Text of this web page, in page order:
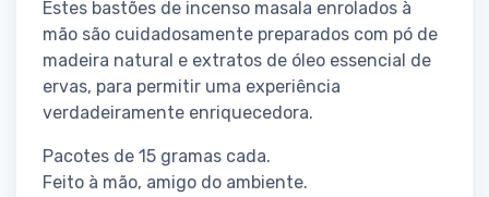
Estes bastões de incenso masala enrolados à
mão são cuidadosamente preparados com pó de
madeira natural e extratos de óleo essencial de
ervas, para permitir uma experiência
verdadeiramente enriquecedora.
Pacotes de 15 gramas cada.
Feito à mão, amigo do ambiente.